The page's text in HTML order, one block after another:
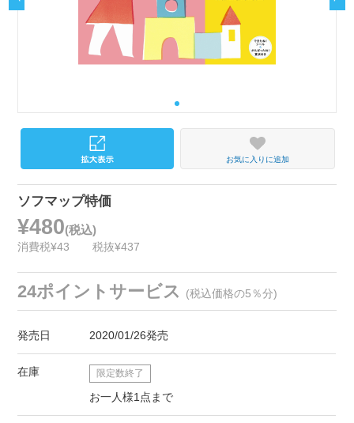
お気に入りに追加
ソフマップ特価
¥480(税込)
消費税¥43 税抜¥437
24ポイントサービス (税込価格の5％分)
発売日 2020/01/26発売
在庫 限定数終了
お一人様1点まで